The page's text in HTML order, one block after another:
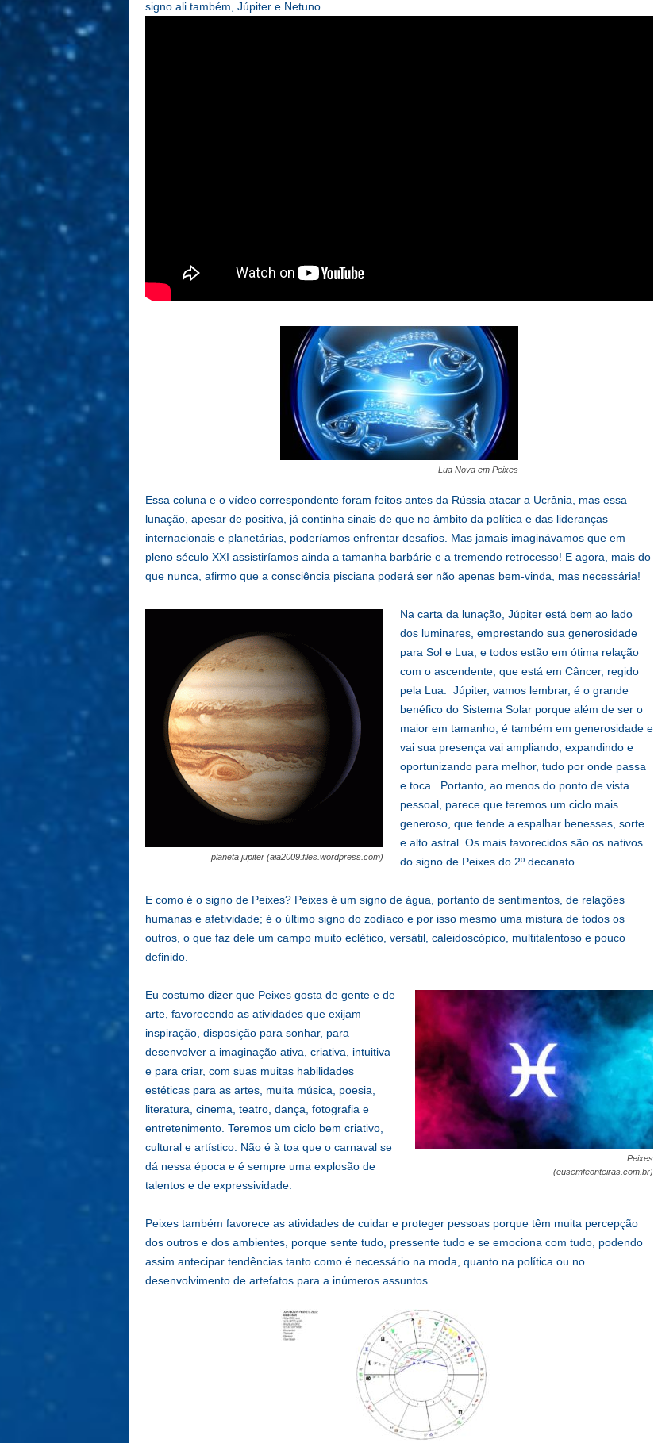
signo ali também, Júpiter e Netuno.
Lua Nova em Peixes
Essa coluna e o vídeo correspondente foram feitos antes da Rússia atacar a Ucrânia, mas essa
lunação, apesar de positiva, já continha sinais de que no âmbito da política e das lideranças
internacionais e planetárias, poderíamos enfrentar desafios. Mas jamais imaginávamos que em
pleno século XXI assistiríamos ainda a tamanha barbárie e a tremendo retrocesso! E agora, mais do
que nunca, afirmo que a consciência pisciana poderá ser não apenas bem-vinda, mas necessária!
planeta jupiter (aia2009.files.wordpress.com)
Na carta da lunação, Júpiter está bem ao lado
dos luminares, emprestando sua generosidade
para Sol e Lua, e todos estão em ótima relação
com o ascendente, que está em Câncer, regido
pela Lua. Júpiter, vamos lembrar, é o grande
benéfico do Sistema Solar porque além de ser o
maior em tamanho, é também em generosidade e
vai sua presença vai ampliando, expandindo e
oportunizando para melhor, tudo por onde passa
e toca. Portanto, ao menos do ponto de vista
pessoal, parece que teremos um ciclo mais
generoso, que tende a espalhar benesses, sorte
e alto astral. Os mais favorecidos são os nativos
do signo de Peixes do 2º decanato.
E como é o signo de Peixes? Peixes é um signo de água, portanto de sentimentos, de relações
humanas e afetividade; é o último signo do zodíaco e por isso mesmo uma mistura de todos os
outros, o que faz dele um campo muito eclético, versátil, caleidoscópico, multitalentoso e pouco
definido.
Peixes
(eusemfeonteiras.com.br)
Eu costumo dizer que Peixes gosta de gente e de
arte, favorecendo as atividades que exijam
inspiração, disposição para sonhar, para
desenvolver a imaginação ativa, criativa, intuitiva
e para criar, com suas muitas habilidades
estéticas para as artes, muita música, poesia,
literatura, cinema, teatro, dança, fotografia e
entretenimento. Teremos um ciclo bem criativo,
cultural e artístico. Não é à toa que o carnaval se
dá nessa época e é sempre uma explosão de
talentos e de expressividade.
Peixes também favorece as atividades de cuidar e proteger pessoas porque têm muita percepção
dos outros e dos ambientes, porque sente tudo, pressente tudo e se emociona com tudo, podendo
assim antecipar tendências tanto como é necessário na moda, quanto na política ou no
desenvolvimento de artefatos para a inúmeros assuntos.